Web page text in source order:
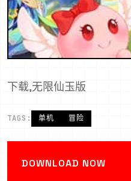
下载,无限仙玉版
TAGS: 单机 冒险
DOWNLOAD NOW